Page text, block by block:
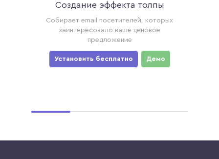
Создание эффекта толпы
Собирает email посетителей, которых
заинтересовало ваше ценовое
предложение
Установить бесплатно Демо